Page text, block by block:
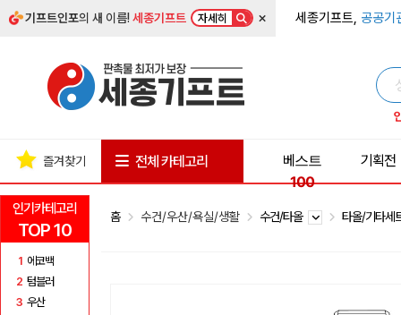
기프트인포의 새 이름!세종기프트 자세히 × 세종기프트, 공공기
인기카테고리
TOP 10
1 에코백
2 텀블러
3 우산
즐겨찾기 전체 카테고리
베스트
100
기획전
홈 수건/우산/욕실/생활 수건/타올 타올/기타